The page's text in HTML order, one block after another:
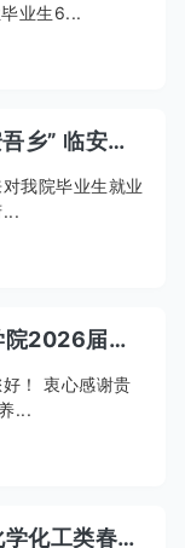
业生6...
2026年3月25日“择临而居·心安吾乡” 临安区2026年 杭电信工春季校园招聘会 邀请函
我院毕业生就业
...
2026年4月14日云南商务职业学院2026届毕业生就业暨2027届实习生双选会—“春季攻坚促就业行动”专场邀请函
！ 衷心感谢贵
...
【3月19日】2026年天津大学化学化工类春季专场双选会企业邀请函